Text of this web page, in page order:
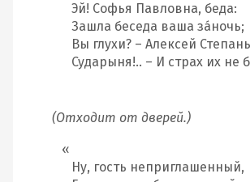
Эй! Софья Павловна, беда:
Зашла беседа ваша за́ночь;
Вы глухи? – Алексей
Сударыня!.. – И страх их не
(Отходит от дверей.)
Ну, гость неприглашенный,